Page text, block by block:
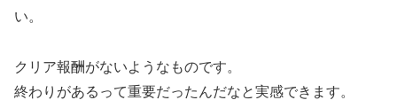
い。
クリア報酬がないようなものです。
終わりがあるって重要だったんだなと実感できます。